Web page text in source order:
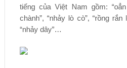
tiếng của Việt Nam gồm:
chành”, “nhảy lò cò”, “rồng
“nhảy dây”…